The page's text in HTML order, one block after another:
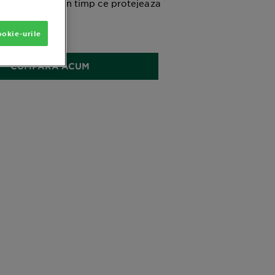
in timp ce protejeaza
ML
CUMPARA ACUM
urile